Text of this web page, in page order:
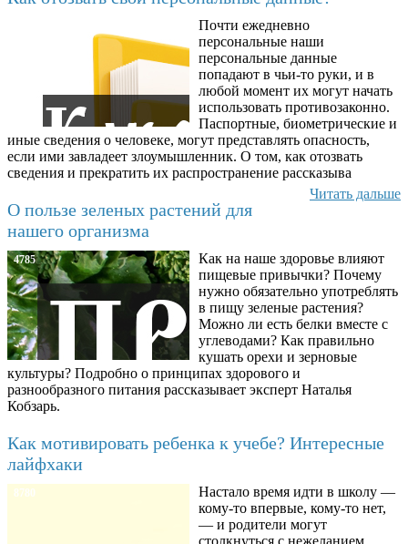
Почти ежедневно
персональные наши
персональные данные
попадают в чьи-то руки, и в
любой момент их могут начать
использовать противозаконно.
Паспортные, биометрические и
иные сведения о человеке, могут представлять опасность,
если ими завладеет злоумышленник. О том, как отозвать
сведения и прекратить их распространение рассказыва
Читать дальше
О пользе зеленых растений для
нашего организма
4785
Как на наше здоровье влияют
пищевые привычки? Почему
нужно обязательно употреблять
в пищу зеленые растения?
Можно ли есть белки вместе с
углеводами? Как правильно
кушать орехи и зерновые
культуры? Подробно о принципах здорового и
разнообразного питания рассказывает эксперт Наталья
Кобзарь.
Как мотивировать ребенка к учебе? Интересные
лайфхаки
8780
Настало время идти в школу —
кому-то впервые, кому-то нет,
— и родители могут
столкнуться с нежеланием